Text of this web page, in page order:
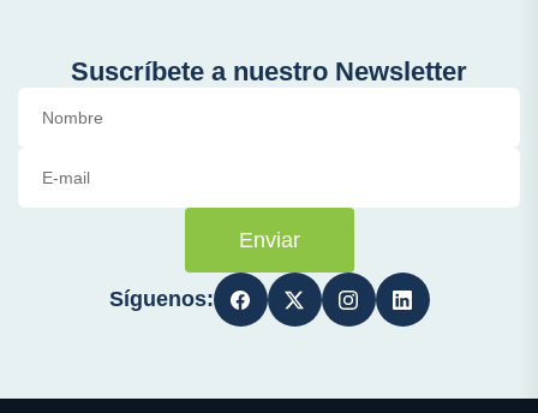
Suscríbete a nuestro Newsletter
Enviar
Síguenos: